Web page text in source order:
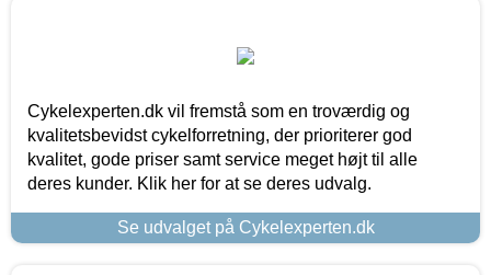
Cykelexperten.dk vil fremstå som en troværdig og
kvalitetsbevidst cykelforretning, der prioriterer god
kvalitet, gode priser samt service meget højt til alle
deres kunder. Klik her for at se deres udvalg.
Se udvalget på Cykelexperten.dk